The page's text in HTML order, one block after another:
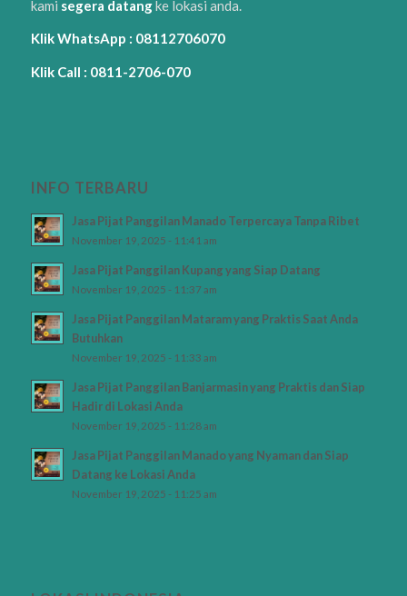
kami segera datangke lokasi anda.
Klik WhatsApp : 08112706070
Klik Call : 0811-2706-070
INFO TERBARU
Jasa Pijat Panggilan Manado Terpercaya Tanpa Ribet
November 19, 2025 - 11:41 am
Jasa Pijat Panggilan Kupang yang Siap Datang
November 19, 2025 - 11:37 am
Jasa Pijat Panggilan Mataram yang Praktis Saat Anda
Butuhkan
November 19, 2025 - 11:33 am
Jasa Pijat Panggilan Banjarmasin yang Praktis dan Siap
Hadir di Lokasi Anda
November 19, 2025 - 11:28 am
Jasa Pijat Panggilan Manado yang Nyaman dan Siap
Datang ke Lokasi Anda
November 19, 2025 - 11:25 am